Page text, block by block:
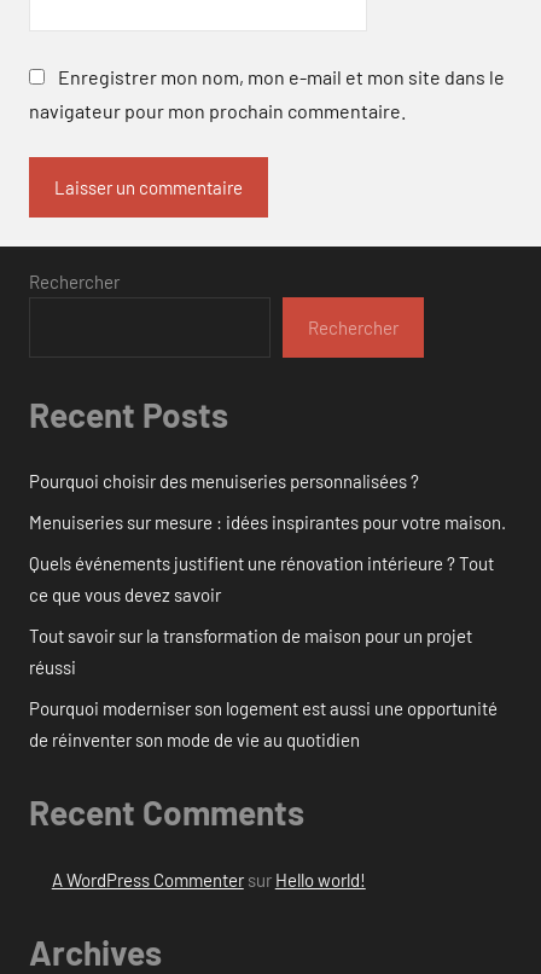
Enregistrer mon nom, mon e-mail et mon site dans le
navigateur pour mon prochain commentaire.
Rechercher
Rechercher
Recent Posts
Pourquoi choisir des menuiseries personnalisées ?
Menuiseries sur mesure : idées inspirantes pour votre maison.
Quels événements justifient une rénovation intérieure ? Tout
ce que vous devez savoir
Tout savoir sur la transformation de maison pour un projet
réussi
Pourquoi moderniser son logement est aussi une opportunité
de réinventer son mode de vie au quotidien
Recent Comments
A WordPress Commentersur Hello world!
Archives